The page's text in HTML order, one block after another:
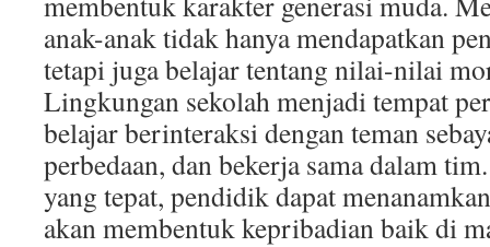
anak-anak tidak hanya mendapatkan
tetapi juga belajar tentang nilai-nilai
Lingkungan sekolah menjadi tempat
belajar berinteraksi dengan teman
perbedaan, dan bekerja sama dalam
yang tepat, pendidik dapat
akan membentuk kepribadian baik di